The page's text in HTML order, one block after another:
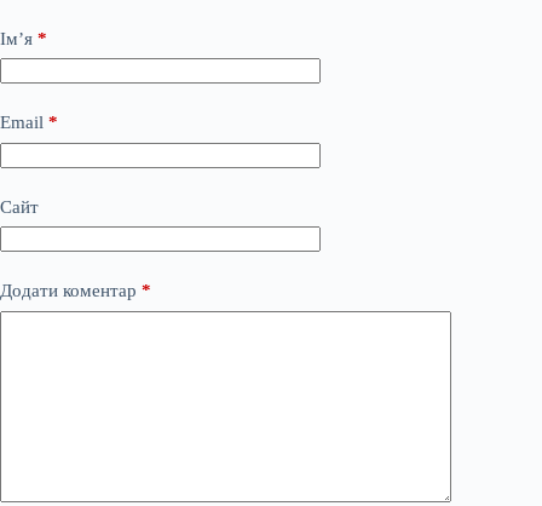
Ім’я *
Email *
Сайт
Додати коментар *